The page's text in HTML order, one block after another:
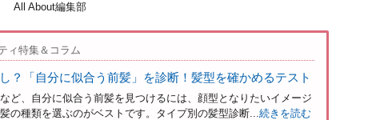
All About編集部
ィ特集＆コラム
？「自分に似合う前髪」を診断！髪型を確かめるテスト
ど、自分に似合う前髪を見つけるには、顔型となりたいイメージ
の種類を選ぶのがベストです。タイプ別の髪型診断...続きを読む